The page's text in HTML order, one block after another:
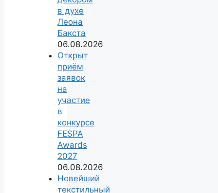
в духе
Леона
Бакста
06.08.2026
Открыт
приём
заявок
на
участие
в
конкурсе
FESPA
Awards
2027
06.08.2026
Новейший
текстильный